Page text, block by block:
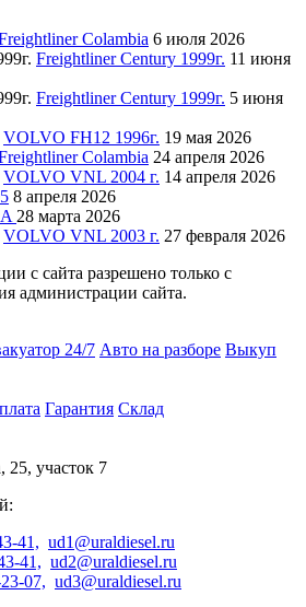
Colambia 6 июля 2026
Freightliner Century 1999г. 11 июня
Freightliner Century 1999г. 5 июня
VOLVO FH12 1996г. 19 мая 2026
Colambia 24 апреля 2026
VOLVO VNL 2004 г. 14 апреля 2026
8 апреля 2026
28 марта 2026
VOLVO VNL 2003 г. 27 февраля 2026
с сайта разрешено только с
администрации сайта.
24/7 Авто на разборе Выкуп
Гарантия Склад
25, участок 7
41, ud1@uraldiesel.ru
41, ud2@uraldiesel.ru
07, ud3@uraldiesel.ru